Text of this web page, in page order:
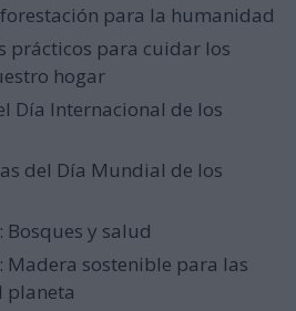
para la humanidad
prácticos para cuidar los
hogar
Día Internacional de los
del Día Mundial de los
Bosques y salud
Madera sostenible para las
planeta